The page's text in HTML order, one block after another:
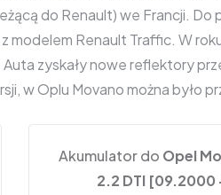
do Renault) we Francji.
modelem Renault Traffic. W
zyskały nowe reflektory
w Oplu Movano można było
Akumulator do Opel
2.2 DTI [09.2000